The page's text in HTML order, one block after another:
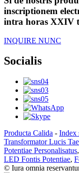
inscriptionem
intra horas XXIV
INQUIRE NUNC
Socialis
Producta Calida - Index
Transformator Lucis
Potentiae Personalisatus,
LED Fontis Potentiae,
© Iura omnia